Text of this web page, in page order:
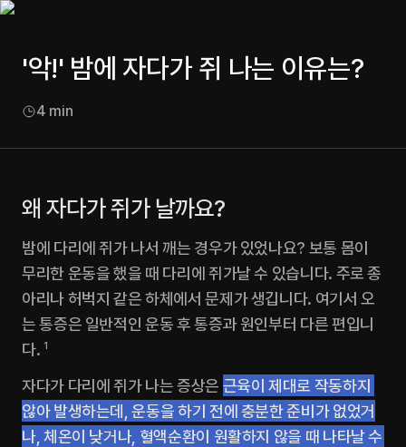
'악!' 밤에 자다가 쥐 나는 이유는?
4 min
왜 자다가 쥐가 날까요?
밤에 다리에 쥐가 나서 깨는 경우가 있었나요? 보통 몸이
무리한 운동을 했을 때 다리에 쥐가날 수 있습니다. 주로 종
아리나 허벅지 같은 하체에서 문제가 생깁니다. 여기서 오
는 통증은 일반적인 운동 후 통증과 원인부터 다른 편입니
다. 1
자다가 다리에 쥐가 나는 증상은 근육이 제대로 작동하지
않아 발생하는데, 운동을 하기 전에 충분한 준비가 없었거
나, 체온이 낮거나, 혈액순환이 원활하지 않을 때 나타날 수